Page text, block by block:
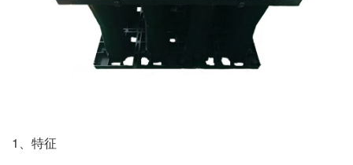
1、特征